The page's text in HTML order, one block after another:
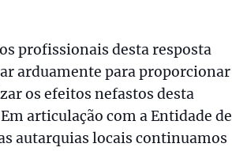
profissionais desta resposta
arduamente para proporcionar
os efeitos nefastos desta
articulação com a Entidade de
autarquias locais continuamos